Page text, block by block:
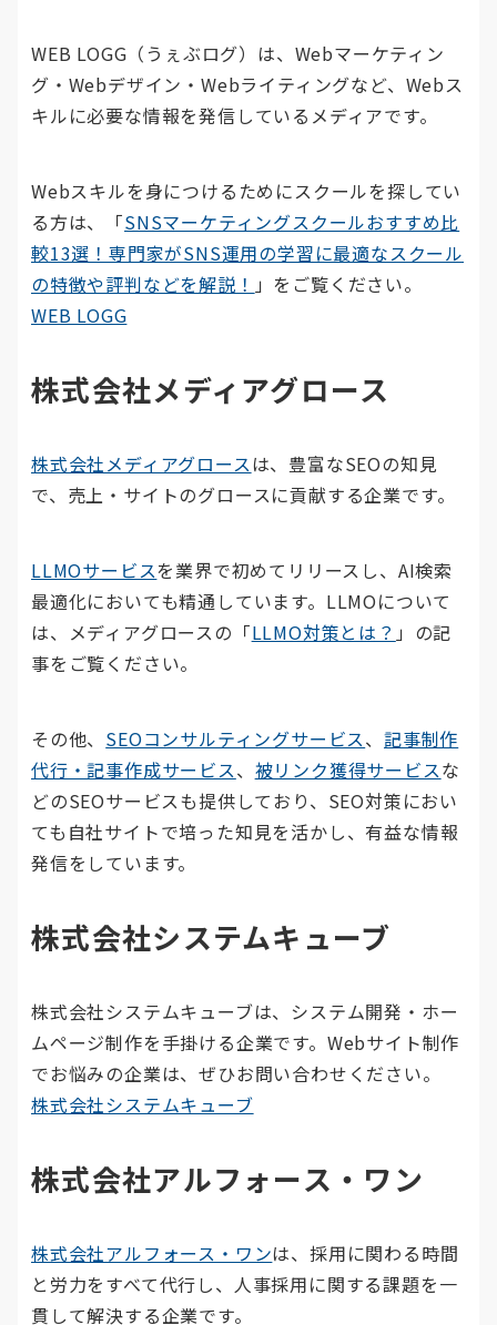
WEB LOGG（うぇぶログ）は、Webマーケティン
グ・Webデザイン・Webライティングなど、Webス
キルに必要な情報を発信しているメディアです。
Webスキルを身につけるためにスクールを探してい
る方は、「SNSマーケティングスクールおすすめ比
較13選！専門家がSNS運用の学習に最適なスクール
の特徴や評判などを解説！ 」をご覧ください。
WEB LOGG
株式会社メディアグロース
株式会社メディアグロースは、豊富なSEOの知見
で、売上・サイトのグロースに貢献する企業です。
LLMOサービスを業界で初めてリリースし、AI検索
最適化においても精通しています。LLMOについて
は、メディアグロースの「LLMO対策とは？ 」の記
事をご覧ください。
その他、 SEOコンサルティングサービス、記事制作
代行・記事作成サービス、 被リンク獲得サービスな
どのSEOサービスも提供しており、SEO対策におい
ても自社サイトで培った知見を活かし、有益な情報
発信をしています。
株式会社システムキューブ
株式会社システムキューブは、システム開発・ホー
ムページ制作を手掛ける企業です。Webサイト制作
でお悩みの企業は、ぜひお問い合わせください。
株式会社システムキューブ
株式会社アルフォース・ワン
株式会社アルフォース・ワンは、採用に関わる時間
と労力をすべて代行し、人事採用に関する課題を一
貫して解決する企業です。